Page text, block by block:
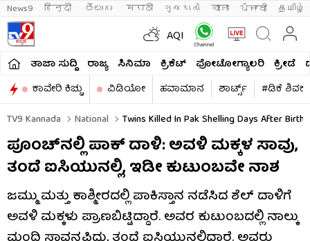
News9 हिन्दी తెలుగు मराठी ગુજરાતી বাংলা ਪੰਜਾਬੀ தமிழ்
AQI
ತಾಜಾ ಸುದ್ದಿ ರಾಜ್ಯ ಸಿನಿಮಾ ಕ್ರಿಕೆಟ್​ ಫೋಟೋಗ್ಯಾಲರಿ ಕ್ರೀಡೆ
ಕಾವೇರಿ ಕಿಚ್ಚು
ವಿಡಿಯೋ ಹವಾಮಾನ ಶಾರ್ಟ್ಸ್​
#ಡಿಕೆ
TV9 Kannada
National Twins Killed In Pak Shelling Days After
ಪೂಂಚ್​ನಲ್ಲಿ ಪಾಕ್​ ದಾಳಿ: ಅವಳಿ ಮಕ್ಕಳ ಸಾವು,
ತಂದೆ ಐಸಿಯುನಲ್ಲಿ, ಇಡೀ ಕುಟುಂಬವೇ ನಾಶ
ಜಮ್ಮು ಮತ್ತು ಕಾಶ್ಮೀರದಲ್ಲಿ ಪಾಕಿಸ್ತಾನ ನಡೆಸಿದ ಶೆಲ್ ದಾಳಿಗೆ
ಅವಳಿ ಮಕ್ಕಳು ಪ್ರಾಣಬಿಟ್ಟಿದ್ದಾರೆ. ಅವರ ಕುಟುಂಬದಲ್ಲಿ ನಾಲ್ಕು